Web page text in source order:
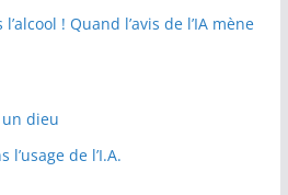
! Quand l’avis de l’IA mène
dieu
de l’I.A.